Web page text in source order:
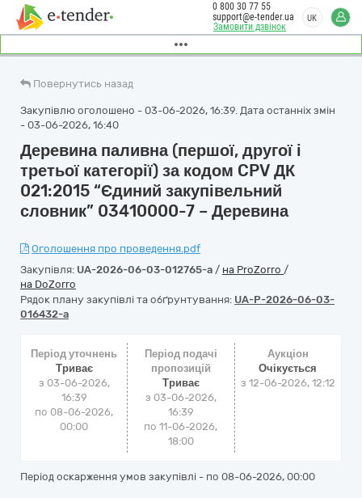
Замовити дзвінок
0 800 30 77 55
support@e-tender.ua
UK
Повернутись назад
Закупівлю оголошено - 03-06-2026, 16:39. Дата останніх змін
- 03-06-2026, 16:40
Деревина паливна (першої, другої і
третьої категорії) за кодом CPV ДК
021:2015 “Єдиний закупівельний
словник” 03410000-7 – Деревина
Оголошення про проведення.pdf
Закупівля: UA-2026-06-03-012765-a / на ProZorro /
на DoZorro
Рядок плану закупівлі та обґрунтування: UA-P-2026-06-03-
016432-a
Період уточнень
Триває
з 03-06-2026,
16:39
по 08-06-2026,
00:00
Період подачі
пропозицій
Триває
з 03-06-2026,
16:39
по 11-06-2026,
18:00
Аукціон
Очікується
з 12-06-2026, 12:12
Період оскарження умов закупівлі - по 08-06-2026, 00:00